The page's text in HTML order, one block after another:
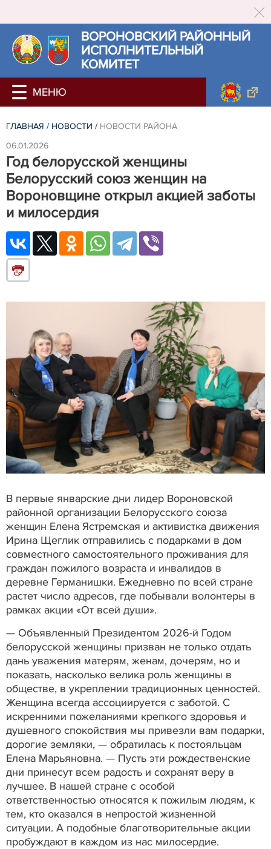
ВОРОНОВСКИЙ РАЙОННЫЙ
ИСПОЛНИТЕЛЬНЫЙ
КОМИТЕТ
ГЛАВНАЯ / НОВОСТИ / НОВОСТИ РАЙОНА
06.01.2026
Год белорусской женщины
Белорусский союз женщин на
Вороновщине открыл акцией заботы
и милосердия
В первые январские дни лидер Вороновской
районной организации Белорусского союза
женщин Елена Ястремская и активистка движения
Ирина Щеглик отправились с подарками в дом
совместного самостоятельного проживания для
граждан пожилого возраста и инвалидов в
деревне Германишки. Ежедневно по всей стране
растет число адресов, где побывали волонтеры в
рамках акции «От всей души».
— Объявленный Президентом 2026-й Годом
белорусской женщины призван не только отдать
дань уважения матерям, женам, дочерям, но и
показать, насколько велика роль женщины в
обществе, в укреплении традиционных ценностей.
Женщина всегда ассоциируется с заботой. С
искренними пожеланиями крепкого здоровья и
душевного спокойствия мы привезли вам подарки,
дорогие земляки, — обратилась к постояльцам
Елена Марьяновна. — Пусть эти рождественские
дни принесут всем радость и сохранят веру в
лучшее. В нашей стране с особой
ответственностью относятся к пожилым людям, к
тем, кто оказался в непростой жизненной
ситуации. А подобные благотворительные акции
пробуждают в каждом из нас милосердие.